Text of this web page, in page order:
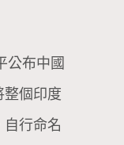
公布中國
整個印度
行命名